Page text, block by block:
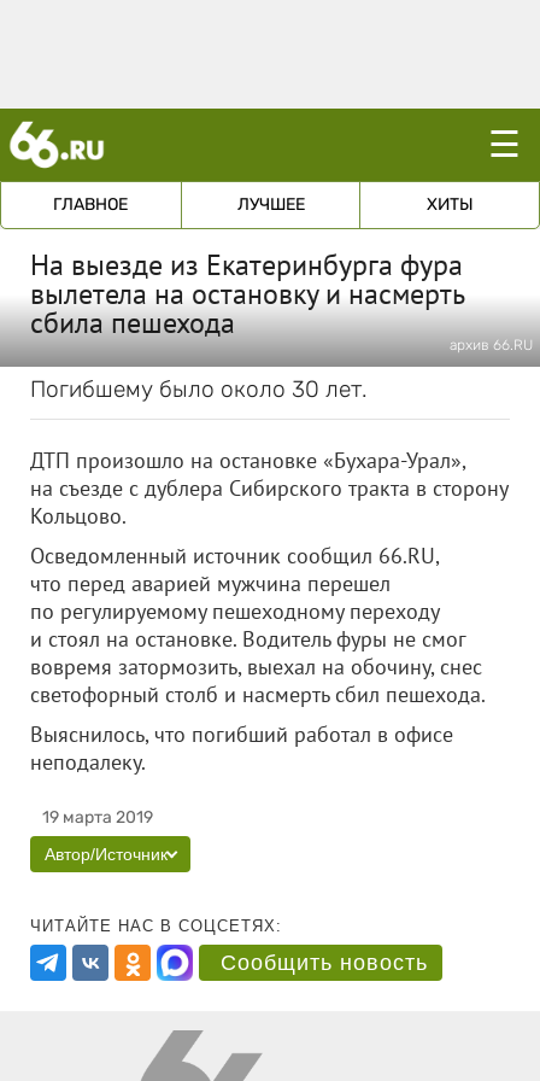
☰
ГЛАВНОЕ ЛУЧШЕЕ ХИТЫ
На выезде из Екатеринбурга фура
вылетела на остановку и насмерть
сбила пешехода
архив 66.RU
Погибшему было около 30 лет.
ДТП произошло на остановке «Бухара-Урал»,
на съезде с дублера Сибирского тракта в сторону
Кольцово.
Осведомленный источник сообщил 66.RU,
что перед аварией мужчина перешел
по регулируемому пешеходному переходу
и стоял на остановке. Водитель фуры не смог
вовремя затормозить, выехал на обочину, снес
светофорный столб и насмерть сбил пешехода.
Выяснилось, что погибший работал в офисе
неподалеку.
19 марта 2019
Автор/Источник
ЧИТАЙТЕ НАС В СОЦСЕТЯХ:
Сообщить новость